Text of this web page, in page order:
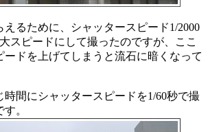
えるために、シャッタースピード1/2000
スピードにして撮ったのですが、ここ
ードを上げてしまうと流石に暗くなって
時間にシャッタースピードを1/60秒で撮
。